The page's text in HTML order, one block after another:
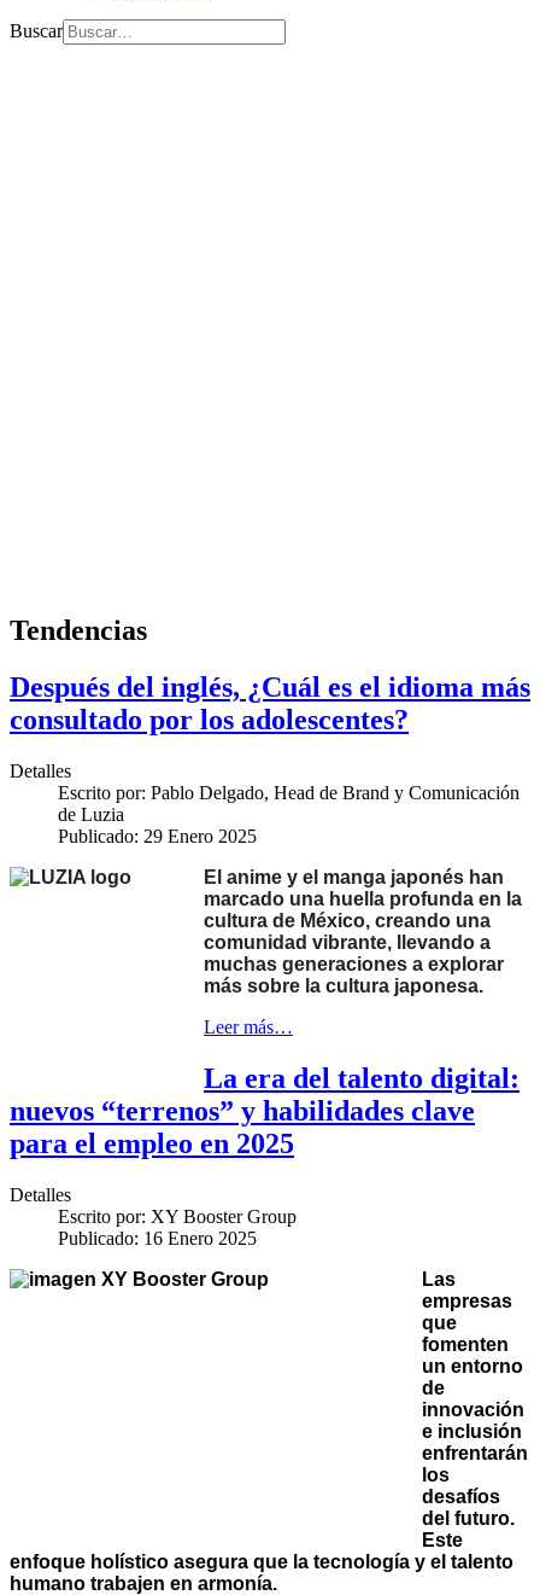
Buscar
Tendencias
Después del inglés, ¿Cuál es el idioma más
consultado por los adolescentes?
Detalles
Escrito por: Pablo Delgado, Head de Brand y Comunicación
de Luzia
Publicado: 29 Enero 2025
El anime y el manga japonés han
marcado una huella profunda en la
cultura de México, creando una
comunidad vibrante, llevando a
muchas generaciones a explorar
más sobre la cultura japonesa.
Leer más…
La era del talento digital:
nuevos “terrenos” y habilidades clave
para el empleo en 2025
Detalles
Escrito por: XY Booster Group
Publicado: 16 Enero 2025
Las
empresas
que
fomenten
un entorno
de
innovación
e inclusión
enfrentarán
los
desafíos
del futuro.
Este
enfoque holístico asegura que la tecnología y el talento
humano trabajen en armonía.